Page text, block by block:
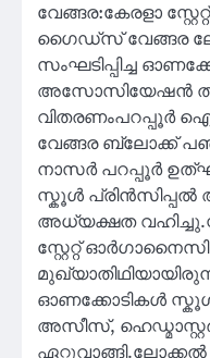
വേങ്ങര:കേരളാ
ഗൈഡ്സ് വേങ്ങര
സംഘടിപ്പിച്ച
അസോസിയേഷൻ
വിതരണംപറപ്പൂർ
വേങ്ങര ബ്ലോക്ക്‌
നാസർ പറപ്പൂർ
സ്കൂൾ
അധ്യക്ഷത
സ്റ്റേറ്റ്
ഓണക്കോടികൾ
അസീസ്,